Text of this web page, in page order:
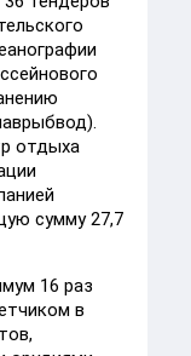
отдыха
сумму 27,7
16 раз
в